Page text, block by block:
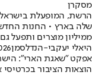
מסקרן
הרשת, המופעלת
ממיליון מוצרים ותפעל
היאלי יעקבי-הנדלסמן
אפקט "שאגת הארי":